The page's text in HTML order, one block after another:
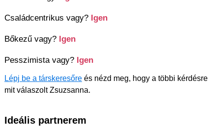
Családcentrikus vagy? Igen
Bőkezű vagy? Igen
Pesszimista vagy? Igen
Lépj be a társkeresőre és nézd meg, hogy a többi kérdésre
mit válaszolt Zsuzsanna.
Ideális partnerem